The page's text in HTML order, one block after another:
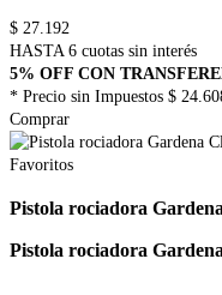
$ 27.192
HASTA 6 cuotas sin interés
5% OFF CON
* Precio sin Impuestos $
Comprar
Favoritos
Pistola rociadora
Pistola rociadora